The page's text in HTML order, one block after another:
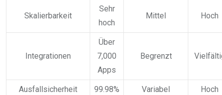
Skalierbarkeit
Sehr
hoch
Mittel Hoch
Integrationen
Über
7,000
Apps
Begrenzt
Ausfallsicherheit 99.98% Variabel Hoch